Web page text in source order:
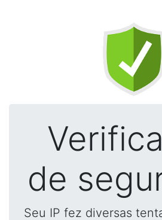
de
Seu IP fez diversas